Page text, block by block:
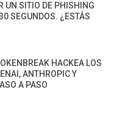
UN SITIO DE PHISHING
SEGUNDOS. ¿ESTÁS
HACKEA LOS
ANTHROPIC Y
A PASO